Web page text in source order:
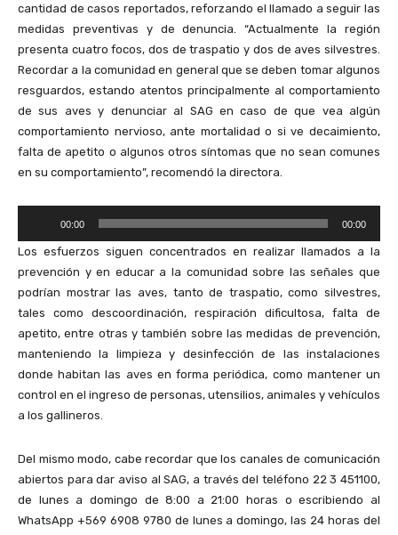
r
d
e
A
u
d
i
o
cantidad de casos reportados, reforzando el llamado a seguir las
medidas preventivas y de denuncia. “Actualmente la región
presenta cuatro focos, dos de traspatio y dos de aves silvestres.
Recordar a la comunidad en general que se deben tomar algunos
resguardos, estando atentos principalmente al comportamiento
de sus aves y denunciar al SAG en caso de que vea algún
comportamiento nervioso, ante mortalidad o si ve decaimiento,
falta de apetito o algunos otros síntomas que no sean comunes
en su comportamiento”, recomendó la directora.
p
r
o
d
u
c
t
o
r
e
A
u
d
00:00 00:00
Los esfuerzos siguen concentrados en realizar llamados a la
prevención y en educar a la comunidad sobre las señales que
podrían mostrar las aves, tanto de traspatio, como silvestres,
tales como descoordinación, respiración dificultosa, falta de
apetito, entre otras y también sobre las medidas de prevención,
manteniendo la limpieza y desinfección de las instalaciones
donde habitan las aves en forma periódica, como mantener un
control en el ingreso de personas, utensilios, animales y vehículos
a los gallineros.
Del mismo modo, cabe recordar que los canales de comunicación
abiertos para dar aviso al SAG, a través del teléfono 22 3 451100,
de lunes a domingo de 8:00 a 21:00 horas o escribiendo al
WhatsApp +569 6908 9780 de lunes a domingo, las 24 horas del